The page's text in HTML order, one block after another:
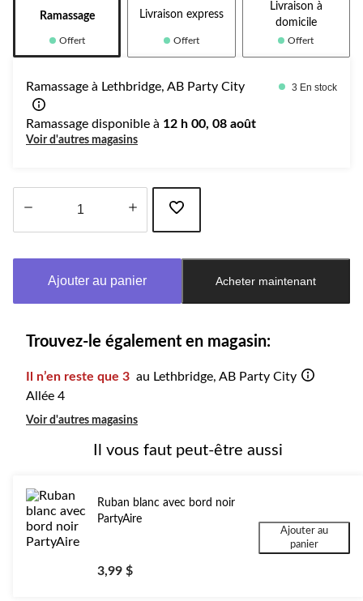
Ramassage
Offert
Livraison express
Offert
Livraison à
domicile
Offert
Ramassage à Lethbridge, AB Party City 3 En stock
Ramassage disponible à 12 h 00, 08 août
Voir d'autres magasins
à
Ajouter au panier Acheter maintenant
Trouvez-le également en magasin:
Il n’en reste que 3 au Lethbridge, AB Party City
Allée 4
Voir d'autres magasins
Il vous faut peut-être aussi
Ruban blanc avec bord noir
PartyAire
3,99 $
Ajouter au
panier